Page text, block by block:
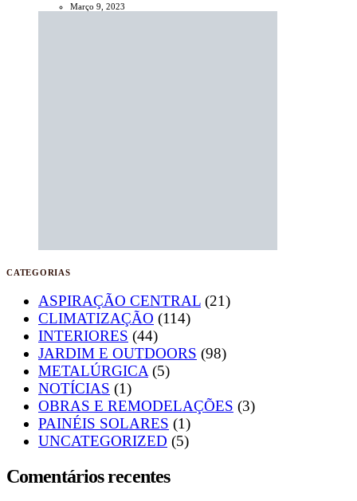
Março 9, 2023
CATEGORIAS
ASPIRAÇÃO CENTRAL (21)
CLIMATIZAÇÃO (114)
INTERIORES (44)
JARDIM E OUTDOORS (98)
METALÚRGICA (5)
NOTÍCIAS (1)
OBRAS E REMODELAÇÕES (3)
PAINÉIS SOLARES (1)
UNCATEGORIZED (5)
Comentários recentes